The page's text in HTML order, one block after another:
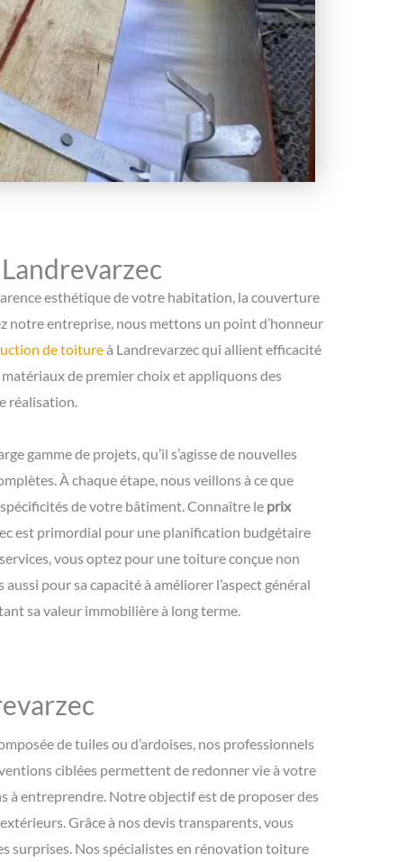
esthétique de votre habitation, la couverture
notre entreprise, nous mettons un point d’honneur
de toitureà Landrevarzec qui allient efficacité
de premier choix et appliquons des
réalisation.
gamme de projets, qu’il s’agisse de nouvelles
À chaque étape, nous veillons à ce que
de votre bâtiment. Connaître le prix
est primordial pour une planification budgétaire
vous optez pour une toiture conçue non
pour sa capacité à améliorer l’aspect général
sa valeur immobilière à long terme.
de tuiles ou d’ardoises, nos professionnels
ciblées permettent de redonner vie à votre
à entreprendre. Notre objectif est de proposer des
Grâce à nos devis transparents, vous
surprises. Nos spécialistes en rénovation toiture